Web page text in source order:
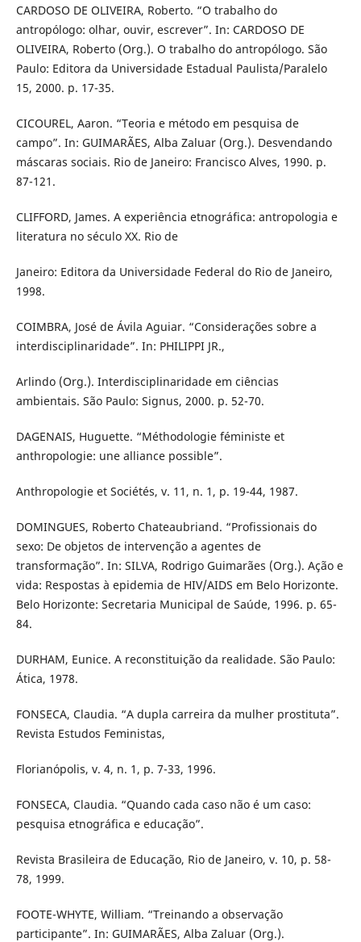
CARDOSO DE OLIVEIRA, Roberto. “O trabalho do
antropólogo: olhar, ouvir, escrever”. In: CARDOSO DE
OLIVEIRA, Roberto (Org.). O trabalho do antropólogo. São
Paulo: Editora da Universidade Estadual Paulista/Paralelo
15, 2000. p. 17-35.
CICOUREL, Aaron. “Teoria e método em pesquisa de
campo”. In: GUIMARÃES, Alba Zaluar (Org.). Desvendando
máscaras sociais. Rio de Janeiro: Francisco Alves, 1990. p.
87-121.
CLIFFORD, James. A experiência etnográfica: antropologia e
literatura no século XX. Rio de
Janeiro: Editora da Universidade Federal do Rio de Janeiro,
1998.
COIMBRA, José de Ávila Aguiar. “Considerações sobre a
interdisciplinaridade”. In: PHILIPPI JR.,
Arlindo (Org.). Interdisciplinaridade em ciências
ambientais. São Paulo: Signus, 2000. p. 52-70.
DAGENAIS, Huguette. “Méthodologie féministe et
anthropologie: une alliance possible”.
Anthropologie et Sociétés, v. 11, n. 1, p. 19-44, 1987.
DOMINGUES, Roberto Chateaubriand. “Profissionais do
sexo: De objetos de intervenção a agentes de
transformação”. In: SILVA, Rodrigo Guimarães (Org.). Ação e
vida: Respostas à epidemia de HIV/AIDS em Belo Horizonte.
Belo Horizonte: Secretaria Municipal de Saúde, 1996. p. 65-
84.
DURHAM, Eunice. A reconstituição da realidade. São Paulo:
Ática, 1978.
FONSECA, Claudia. “A dupla carreira da mulher prostituta”.
Revista Estudos Feministas,
Florianópolis, v. 4, n. 1, p. 7-33, 1996.
FONSECA, Claudia. “Quando cada caso não é um caso:
pesquisa etnográfica e educação”.
Revista Brasileira de Educação, Rio de Janeiro, v. 10, p. 58-
78, 1999.
FOOTE-WHYTE, William. “Treinando a observação
participante”. In: GUIMARÃES, Alba Zaluar (Org.).